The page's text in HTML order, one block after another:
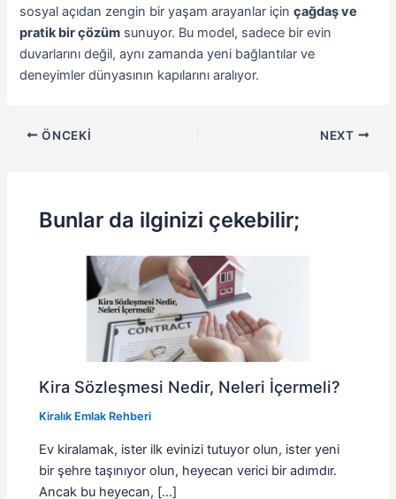
sosyal açıdan zengin bir yaşam arayanlar içinçağdaş ve
pratik bir çözüm sunuyor. Bu model, sadece bir evin
duvarlarını değil, aynı zamanda yeni bağlantılar ve
deneyimler dünyasının kapılarını aralıyor.
ÖNCEKI NEXT
Bunlar da ilginizi çekebilir;
Kira Sözleşmesi Nedir, Neleri İçermeli?
Kiralık Emlak Rehberi
Ev kiralamak, ister ilk evinizi tutuyor olun, ister yeni
bir şehre taşınıyor olun, heyecan verici bir adımdır.
Ancak bu heyecan, […]